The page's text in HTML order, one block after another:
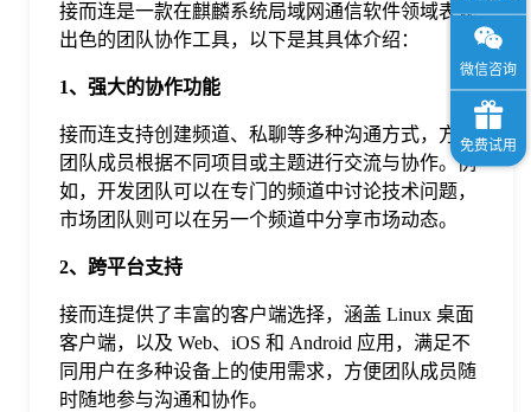
接而连是一款在麒麟系统局域网通信软件领域表现
出色的团队协作工具，以下是其具体介绍：
1、强大的协作功能
接而连支持创建频道、私聊等多种沟通方式，方便
团队成员根据不同项目或主题进行交流与协作。例
如，开发团队可以在专门的频道中讨论技术问题，
市场团队则可以在另一个频道中分享市场动态。
2、跨平台支持
接而连提供了丰富的客户端选择，涵盖 Linux 桌面
客户端，以及 Web、iOS 和 Android 应用，满足不
同用户在多种设备上的使用需求，方便团队成员随
时随地参与沟通和协作。